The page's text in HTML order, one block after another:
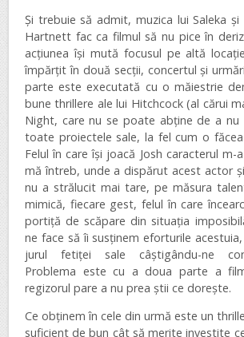
Și trebuie să admit, muzica lui Saleka și
Hartnett fac ca filmul să nu pice în
acțiunea își mută focusul pe altă
împărțit în două secții, concertul și
parte este executată cu o măiestrie
bune thrillere ale lui Hitchcock (al cărui
Night, care nu se poate abține de a nu
toate proiectele sale, la fel cum o
Felul în care își joacă Josh caracterul m-
mă întreb, unde a dispărut acest actor
nu a strălucit mai tare, pe măsura
mimică, fiecare gest, felul în care
portiță de scăpare din situația
ne face să îi susținem eforturile
jurul fetiței sale câștigându-ne
Problema este cu a doua parte a
regizorul pare a nu prea știi ce dorește.
Ce obținem în cele din urmă este un
suficient de bun cât să merite investite